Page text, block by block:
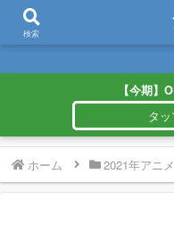
【今期】
ホーム 2021年アニメ
検索